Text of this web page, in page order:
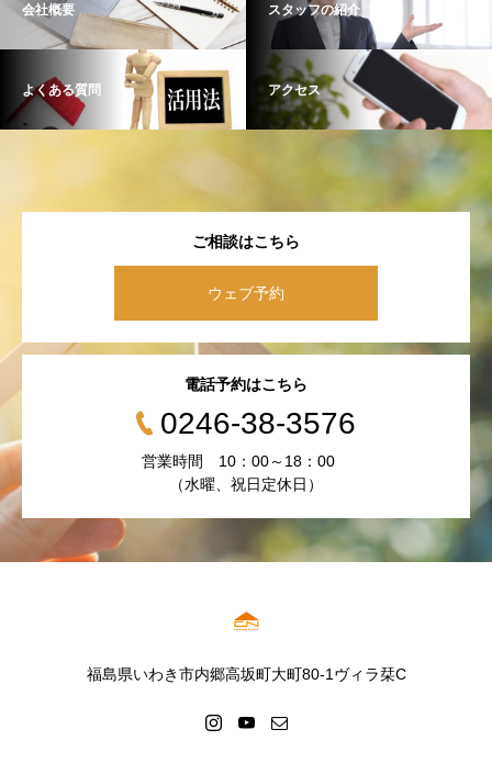
会社概要 スタッフの紹介
よくある質問 アクセス
ご相談はこちら
ウェブ予約
電話予約はこちら
0246-38-3576
営業時間 10：00～18：00
（水曜、祝日定休日）
福島県いわき市内郷高坂町大町80-1ヴィラ栞C